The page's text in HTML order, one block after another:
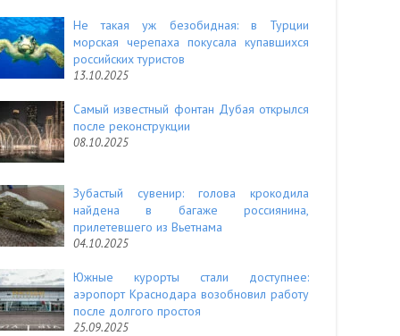
Не такая уж безобидная: в Турции
морская черепаха покусала купавшихся
российских туристов
13.10.2025
Самый известный фонтан Дубая открылся
после реконструкции
08.10.2025
Зубастый сувенир: голова крокодила
найдена в багаже россиянина,
прилетевшего из Вьетнама
04.10.2025
Южные курорты стали доступнее:
аэропорт Краснодара возобновил работу
после долгого простоя
25.09.2025